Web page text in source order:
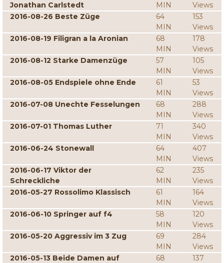
Jonathan Carlstedt
MIN
Views
2016-08-26 Beste Züge
64
MIN
153
Views
2016-08-19 Filigran a la Aronian
68
MIN
178
Views
2016-08-12 Starke Damenzüge
57
MIN
105
Views
2016-08-05 Endspiele ohne Ende
61
MIN
53
Views
2016-07-08 Unechte Fesselungen
68
MIN
288
Views
2016-07-01 Thomas Luther
71
MIN
340
Views
2016-06-24 Stonewall
64
MIN
407
Views
2016-06-17 Viktor der
Schreckliche
62
MIN
235
Views
2016-05-27 Rossolimo Klassisch
61
MIN
164
Views
2016-06-10 Springer auf f4
58
MIN
120
Views
2016-05-20 Aggressiv im 3 Zug
69
MIN
284
Views
2016-05-13 Beide Damen auf
68
137